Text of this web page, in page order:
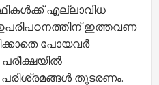
എല്ലാവിധ
ഇത്തവണ
പോയവര്‍
പരിശ്രമങ്ങള്‍ തുടരണം.